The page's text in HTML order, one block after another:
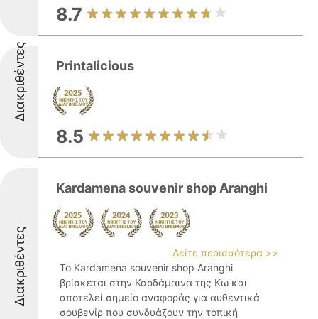
8.7
Διακριθέντες Printalicious
8.5
Διακριθέντες
Kardamena souvenir shop Aranghi
Δείτε περισσότερα >>
Το Kardamena souvenir shop Aranghi
βρίσκεται στην Καρδάμαινα της Κω και
αποτελεί σημείο αναφοράς για αυθεντικά
σουβενίρ που συνδυάζουν την τοπική